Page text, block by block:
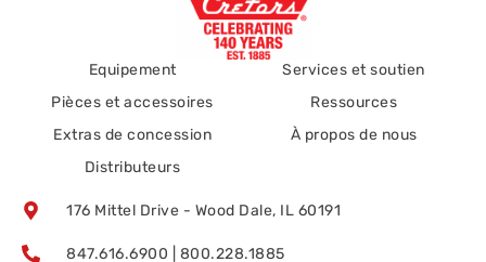
Equipement
Pièces et accessoires
Extras de concession
Distributeurs
Services et soutien
Ressources
À propos de nous
176 Mittel Drive - Wood Dale, IL 60191
847.616.6900 | 800.228.1885